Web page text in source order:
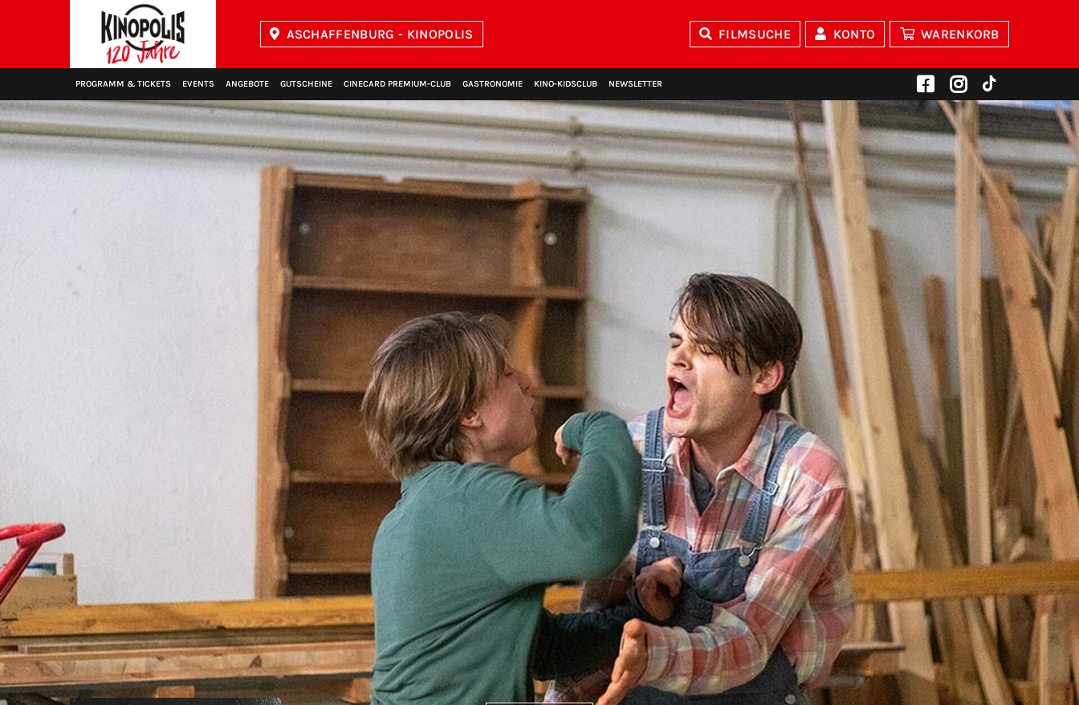
ASCHAFFENBURG - KINOPOLIS FILMSUCHE KONTO WARENKORB
PROGRAMM & TICKETS EVENTS ANGEBOTE GUTSCHEINE CINECARD PREMIUM‑CLUB GASTRONOMIE KINO‑KIDSCLUB NEWSLETTER